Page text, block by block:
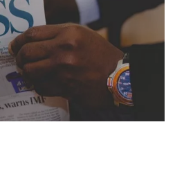
for everyone involved in the
including engineers,
and senior executives.
לחץ לפרטים